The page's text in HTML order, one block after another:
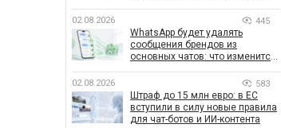
рекордным за последние 5 лет
02.08.2026 445
WhatsApp будет удалять
сообщения брендов из
основных чатов: что изменится
02.08.2026 583
Штраф до 15 млн евро: в ЕС
вступили в силу новые правила
для чат-ботов и ИИ-контента